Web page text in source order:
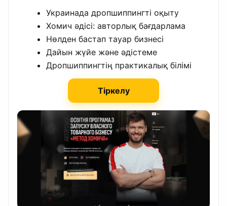
Украинада дропшиппингті оқыту
Хомич әдісі: авторлық бағдарлама
Нөлден бастап тауар бизнесі
Дайын жүйе және әдістеме
Дропшиппингтің практикалық білімі
Тіркелу